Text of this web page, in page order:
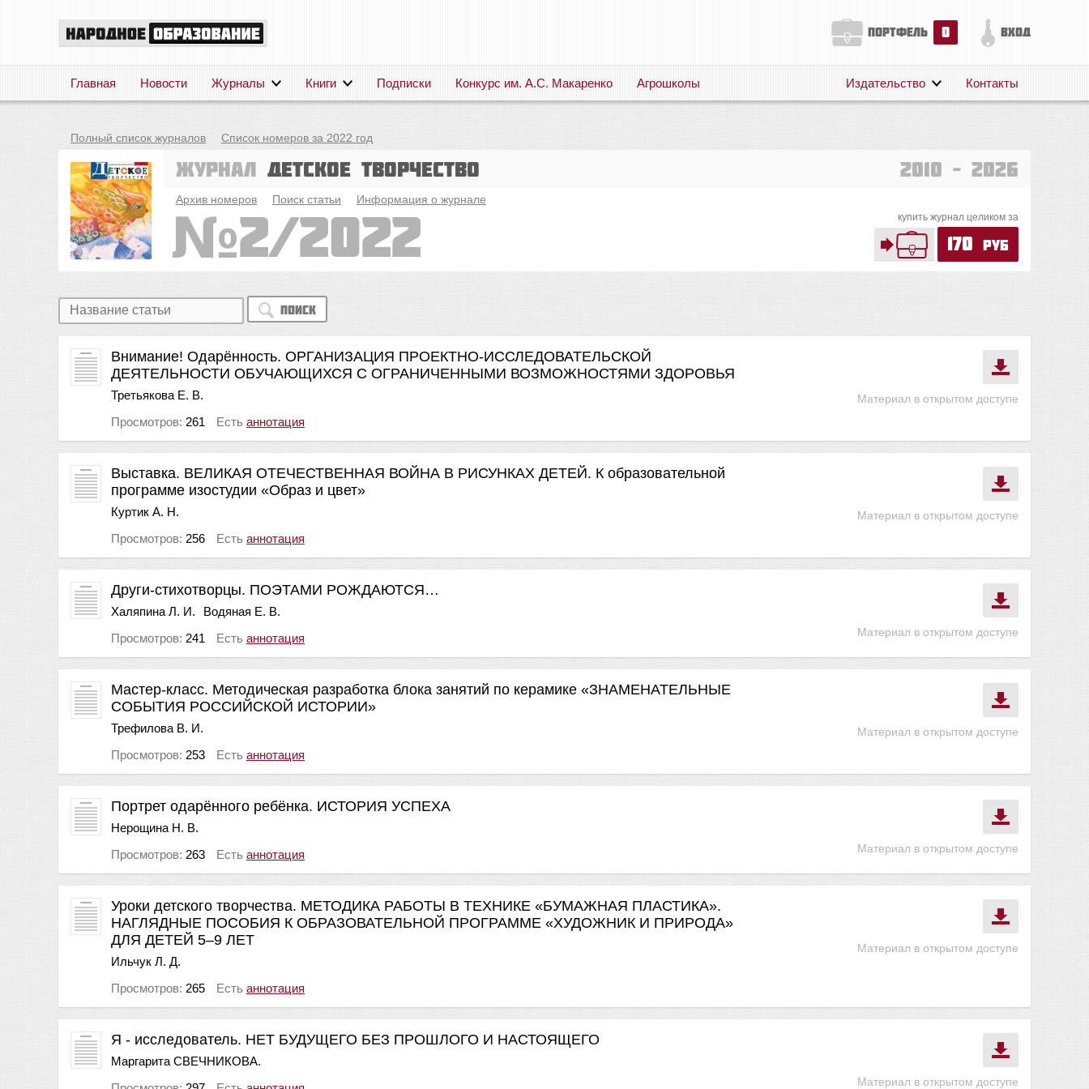
портфель 0 вход
Главная Новости Журналы Книги Подписки Конкурс им. А.С. Макаренко Агрошколы
Поддержка
Издательство Контакты
Полный список журналов Список номеров за 2022 год
Журнал Детское творчество 2010 – 2026
Архив номеров Поиск статьи Информация о журнале
купить журнал целиком за
170 руб
2/2022
Поиск
Материал в открытом доступе
Внимание! Одарённость. ОРГАНИЗАЦИЯ ПРОЕКТНО-ИССЛЕДОВАТЕЛЬСКОЙ
ДЕЯТЕЛЬНОСТИ ОБУЧАЮЩИХСЯ С ОГРАНИЧЕННЫМИ ВОЗМОЖНОСТЯМИ ЗДОРОВЬЯ
Третьякова Е. В.
Просмотров: 261 Есть аннотация
Материал в открытом доступе
Выставка. ВЕЛИКАЯ ОТЕЧЕСТВЕННАЯ ВОЙНА В РИСУНКАХ ДЕТЕЙ. К образовательной
программе изостудии «Образ и цвет»
Куртик А. Н.
Просмотров: 256 Есть аннотация
Материал в открытом доступе
Други-стихотворцы. ПОЭТАМИ РОЖДАЮТСЯ…
Халяпина Л. И.
Водяная Е. В.
Просмотров: 241 Есть аннотация
Материал в открытом доступе
Мастер-класс. Методическая разработка блока занятий по керамике «ЗНАМЕНАТЕЛЬНЫЕ
СОБЫТИЯ РОССИЙСКОЙ ИСТОРИИ»
Трефилова В. И.
Просмотров: 253 Есть аннотация
Материал в открытом доступе
Портрет одарённого ребёнка. ИСТОРИЯ УСПЕХА
Нерощина Н. В.
Просмотров: 263 Есть аннотация
Материал в открытом доступе
Уроки детского творчества. МЕТОДИКА РАБОТЫ В ТЕХНИКЕ «БУМАЖНАЯ ПЛАСТИКА».
НАГЛЯДНЫЕ ПОСОБИЯ К ОБРАЗОВАТЕЛЬНОЙ ПРОГРАММЕ «ХУДОЖНИК И ПРИРОДА»
ДЛЯ ДЕТЕЙ 5–9 ЛЕТ
Ильчук Л. Д.
Просмотров: 265 Есть аннотация
Материал в открытом доступе
Я - исследователь. НЕТ БУДУЩЕГО БЕЗ ПРОШЛОГО И НАСТОЯЩЕГО
Маргарита СВЕЧНИКОВА.